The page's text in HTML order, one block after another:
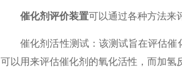
催化剂评价装置可以通过各种方法来
催化剂活性测试：该测试旨在评估催
可以用来评估催化剂的氧化活性，而加氢